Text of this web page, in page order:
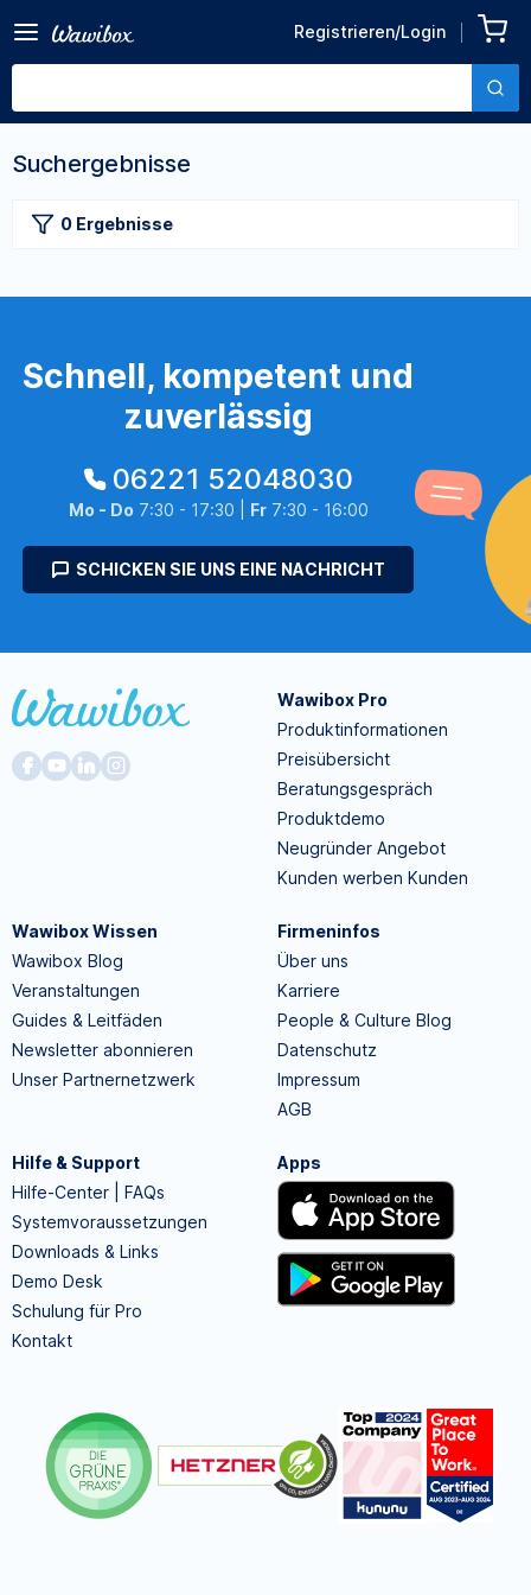
Registrieren/Login
Suchergebnisse
0 Ergebnisse
Schnell, kompetent und
zuverlässig
06221 52048030
Mo - Do 7:30 - 17:30 | Fr7:30 - 16:00
SCHICKEN SIE UNS EINE NACHRICHT
Wawibox Pro
Produktinformationen
Preisübersicht
Beratungsgespräch
Produktdemo
Neugründer Angebot
Kunden werben Kunden
Wawibox Wissen
Wawibox Blog
Veranstaltungen
Guides & Leitfäden
Newsletter abonnieren
Unser Partnernetzwerk
Firmeninfos
Über uns
Karriere
People & Culture Blog
Datenschutz
Impressum
AGB
Hilfe & Support
Hilfe-Center | FAQs
Systemvoraussetzungen
Downloads & Links
Demo Desk
Schulung für Pro
Kontakt
Apps